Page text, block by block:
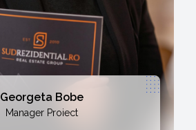
Georgeta Bobe
Manager Proiect